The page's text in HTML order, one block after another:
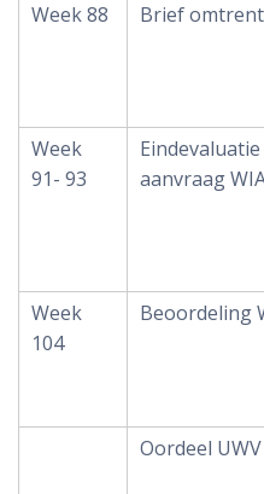
Week 88
Brief
Week
91- 93
Eindevaluatie
aanvraag
Week
104
Beoordeling
Oordeel UWV